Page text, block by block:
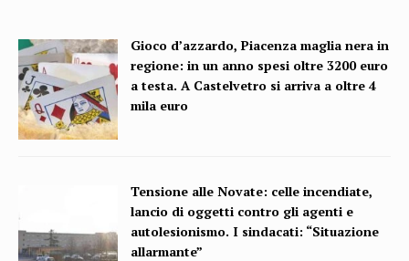
Gioco d’azzardo, Piacenza maglia nera in
regione: in un anno spesi oltre 3200 euro
a testa. A Castelvetro si arriva a oltre 4
mila euro
Tensione alle Novate: celle incendiate,
lancio di oggetti contro gli agenti e
autolesionismo. I sindacati: “Situazione
allarmante”